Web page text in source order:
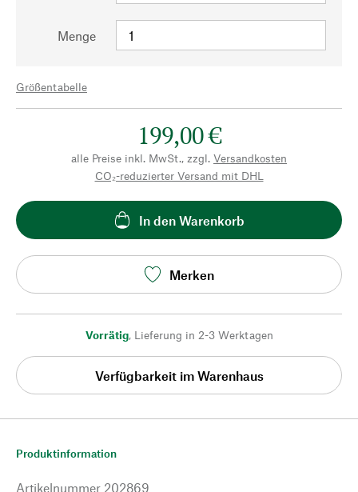
Menge
Größentabelle
199,00 €
alle Preise inkl. MwSt., zzgl. Versandkosten
CO₂-reduzierter Versand mit DHL
In den Warenkorb
Merken
Vorrätig, Lieferung in 2-3 Werktagen
Verfügbarkeit im Warenhaus
Produktinformation
Artikelnummer 202869